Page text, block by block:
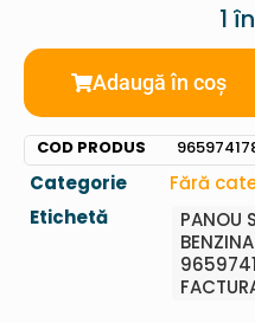
1
Adaugă în coș
COD PRODUS
Categorie
Fără
Etichetă
PANOU